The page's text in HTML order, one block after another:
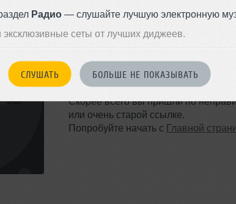
Радио— слушайте лучшую электронную
сеты от лучших диджеев.
СЛУШАТЬ БОЛЬШЕ НЕ ПОКАЗЫВАТЬ
ТАКОЙ СТРАНИЦЫ
Ошибка 404
Скорее всего вы пришли по
или очень старой ссылке.
Попробуйте начать с Главной